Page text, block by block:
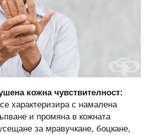
кожна чувствителност:
характеризира с намалена
и промяна в кожната
за мравучкане, боцкане,